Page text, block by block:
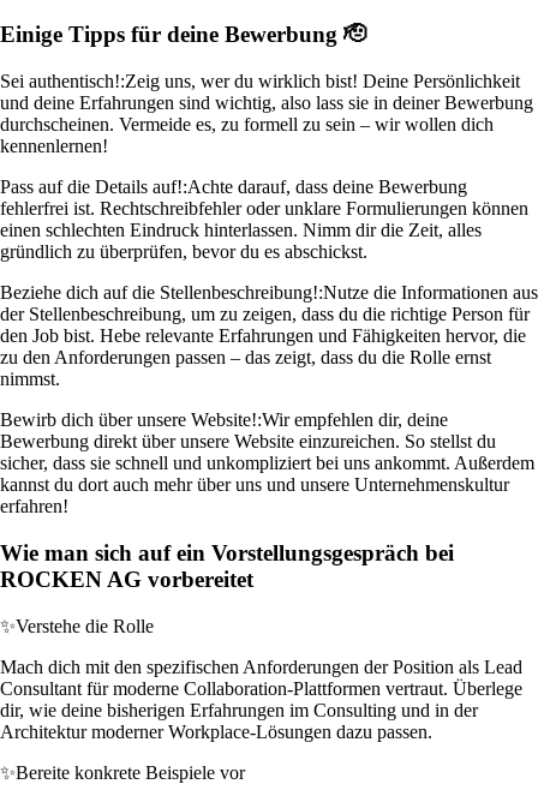
Einige Tipps für deine Bewerbung 🫡
Sei authentisch!:Zeig uns, wer du wirklich bist! Deine Persönlichkeit
und deine Erfahrungen sind wichtig, also lass sie in deiner Bewerbung
durchscheinen. Vermeide es, zu formell zu sein – wir wollen dich
kennenlernen!
Pass auf die Details auf!:Achte darauf, dass deine Bewerbung
fehlerfrei ist. Rechtschreibfehler oder unklare Formulierungen können
einen schlechten Eindruck hinterlassen. Nimm dir die Zeit, alles
gründlich zu überprüfen, bevor du es abschickst.
Beziehe dich auf die Stellenbeschreibung!:Nutze die Informationen aus
der Stellenbeschreibung, um zu zeigen, dass du die richtige Person für
den Job bist. Hebe relevante Erfahrungen und Fähigkeiten hervor, die
zu den Anforderungen passen – das zeigt, dass du die Rolle ernst
nimmst.
Bewirb dich über unsere Website!:Wir empfehlen dir, deine
Bewerbung direkt über unsere Website einzureichen. So stellst du
sicher, dass sie schnell und unkompliziert bei uns ankommt. Außerdem
kannst du dort auch mehr über uns und unsere Unternehmenskultur
erfahren!
Wie man sich auf ein Vorstellungsgespräch bei
ROCKEN AG vorbereitet
✨Verstehe die Rolle
Mach dich mit den spezifischen Anforderungen der Position als Lead
Consultant für moderne Collaboration-Plattformen vertraut. Überlege
dir, wie deine bisherigen Erfahrungen im Consulting und in der
Architektur moderner Workplace-Lösungen dazu passen.
✨Bereite konkrete Beispiele vor